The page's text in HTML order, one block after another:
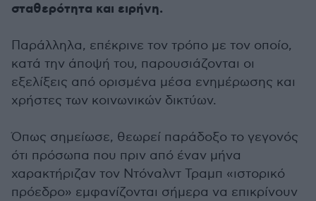
σταθερότητα και ειρήνη.
Παράλληλα, επέκρινε τον τρόπο με τον οποίο,
κατά την άποψή του, παρουσιάζονται οι
εξελίξεις από ορισμένα μέσα ενημέρωσης και
χρήστες των κοινωνικών δικτύων.
Όπως σημείωσε, θεωρεί παράδοξο το γεγονός
ότι πρόσωπα που πριν από έναν μήνα
χαρακτήριζαν τον Ντόναλντ Τραμπ «ιστορικό
πρόεδρο» εμφανίζονται σήμερα να επικρίνουν